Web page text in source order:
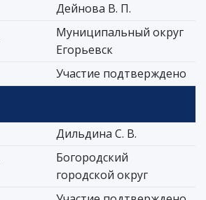
Дейнова В. П.
Муниципальный округ
Егорьевск
Участие подтверждено
Дильдина С. В.
Богородский
городской округ